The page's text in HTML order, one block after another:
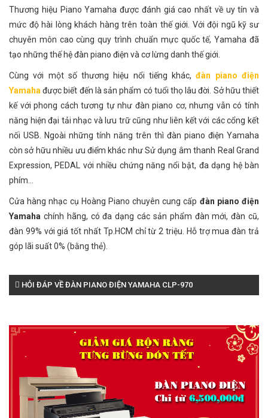
Thương hiệu Piano Yamaha được đánh giá cao nhất về uy tín và
mức độ hài lòng khách hàng trên toàn thế giới. Với đội ngũ kỹ sư
chuyên môn cao cùng quy trình chuẩn mực quốc tế, Yamaha đã
tạo những thế hệ đàn piano điện và cơ lừng danh thế giới.
Cùng với một số thương hiệu nổi tiếng khác,đàn piano điện
Yamaha được biết đến là sản phẩm có tuổi thọ lâu đời. Sở hữu thiết
kế với phong cách tương tự như đàn piano cơ, nhưng vẫn có tính
năng hiện đại tải nhạc và lưu trữ cũng như liên kết với các cổng kết
nối USB. Ngoài những tính năng trên thì đàn piano điện Yamaha
còn sở hữu nhiều ưu điểm khác như Sử dụng âm thanh Real Grand
Expression, PEDAL với nhiều chứng năng nổi bật, đa dạng hệ bàn
phím...
Cửa hàng nhạc cụ Hoàng Piano chuyên cung cấp đàn piano điện
Yamaha chính hãng, có đa dạng các sản phẩm đàn mới, đàn cũ,
đàn 99% với giá tốt nhất Tp.HCM chỉ từ 2 triệu. Hỗ trợ mua đàn trả
góp lãi suất 0% (bằng thẻ).
HỎI ĐÁP VỀ ĐÀN PIANO ĐIỆN YAMAHA CLP-970